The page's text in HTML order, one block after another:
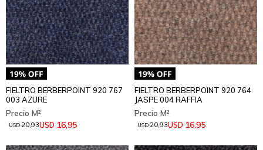
FIELTRO BERBERPOINT 920 767
003 AZURE
USD 16,95
USD20,93
FIELTRO BERBERPOINT 920 764
JASPE 004 RAFFIA
USD 16,95
USD20,93